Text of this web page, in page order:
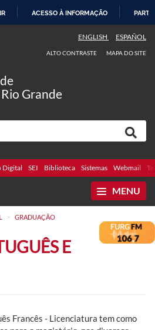
ACESSO À INFORMAÇÃO
ENGLISH ESPAÑOL
ALTO CONTRASTE MAPA DO SITE
Grande
Digital SEI Biblioteca Sistemas Webmail
MENU
> GRADUAÇÃO
E
Francês - Licenciatura tem como